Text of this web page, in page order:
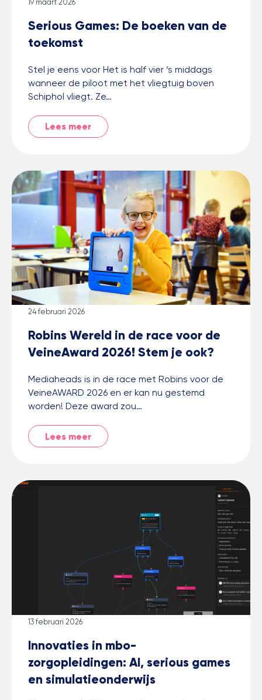
Serious Games: De boeken van de
toekomst
19 maart 2026
Stel je eens voor Het is half vier ‘s middags
wanneer de piloot met het vliegtuig boven
Schiphol vliegt. Ze…
Lees meer
Robins Wereld in de race voor de
VeineAward 2026! Stem je ook?
24 februari 2026
Mediaheads is in de race met Robins voor de
VeineAWARD 2026 en er kan nu gestemd
worden! Deze award zou…
Lees meer
Innovaties in mbo-
zorgopleidingen: AI, serious games
en simulatieonderwijs
13 februari 2026